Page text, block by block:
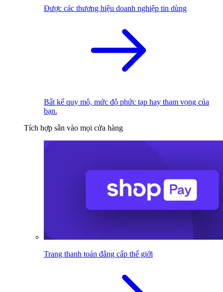
Được các thương hiệu doanh nghiệp tin dùng
Bất kể quy mô, mức độ phức tạp hay tham vọng của
bạn.
Tích hợp sẵn vào mọi cửa hàng
Trang thanh toán đẳng cấp thế giới